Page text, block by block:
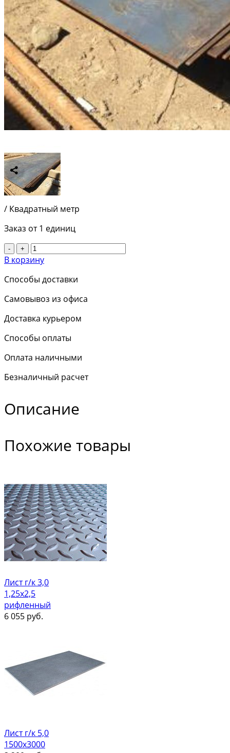
Сравнить
2 530руб.
/ Квадратный метр
Заказ от 1 единиц
- +
В корзину
Способы доставки
Самовывоз из офиса
Доставка курьером
Способы оплаты
Оплата наличными
Безналичный расчет
Описание
Похожие товары
Лист г/к 3,0
1,25х2,5
рифленный
6 055 руб.
Лист г/к 5,0
1500х3000